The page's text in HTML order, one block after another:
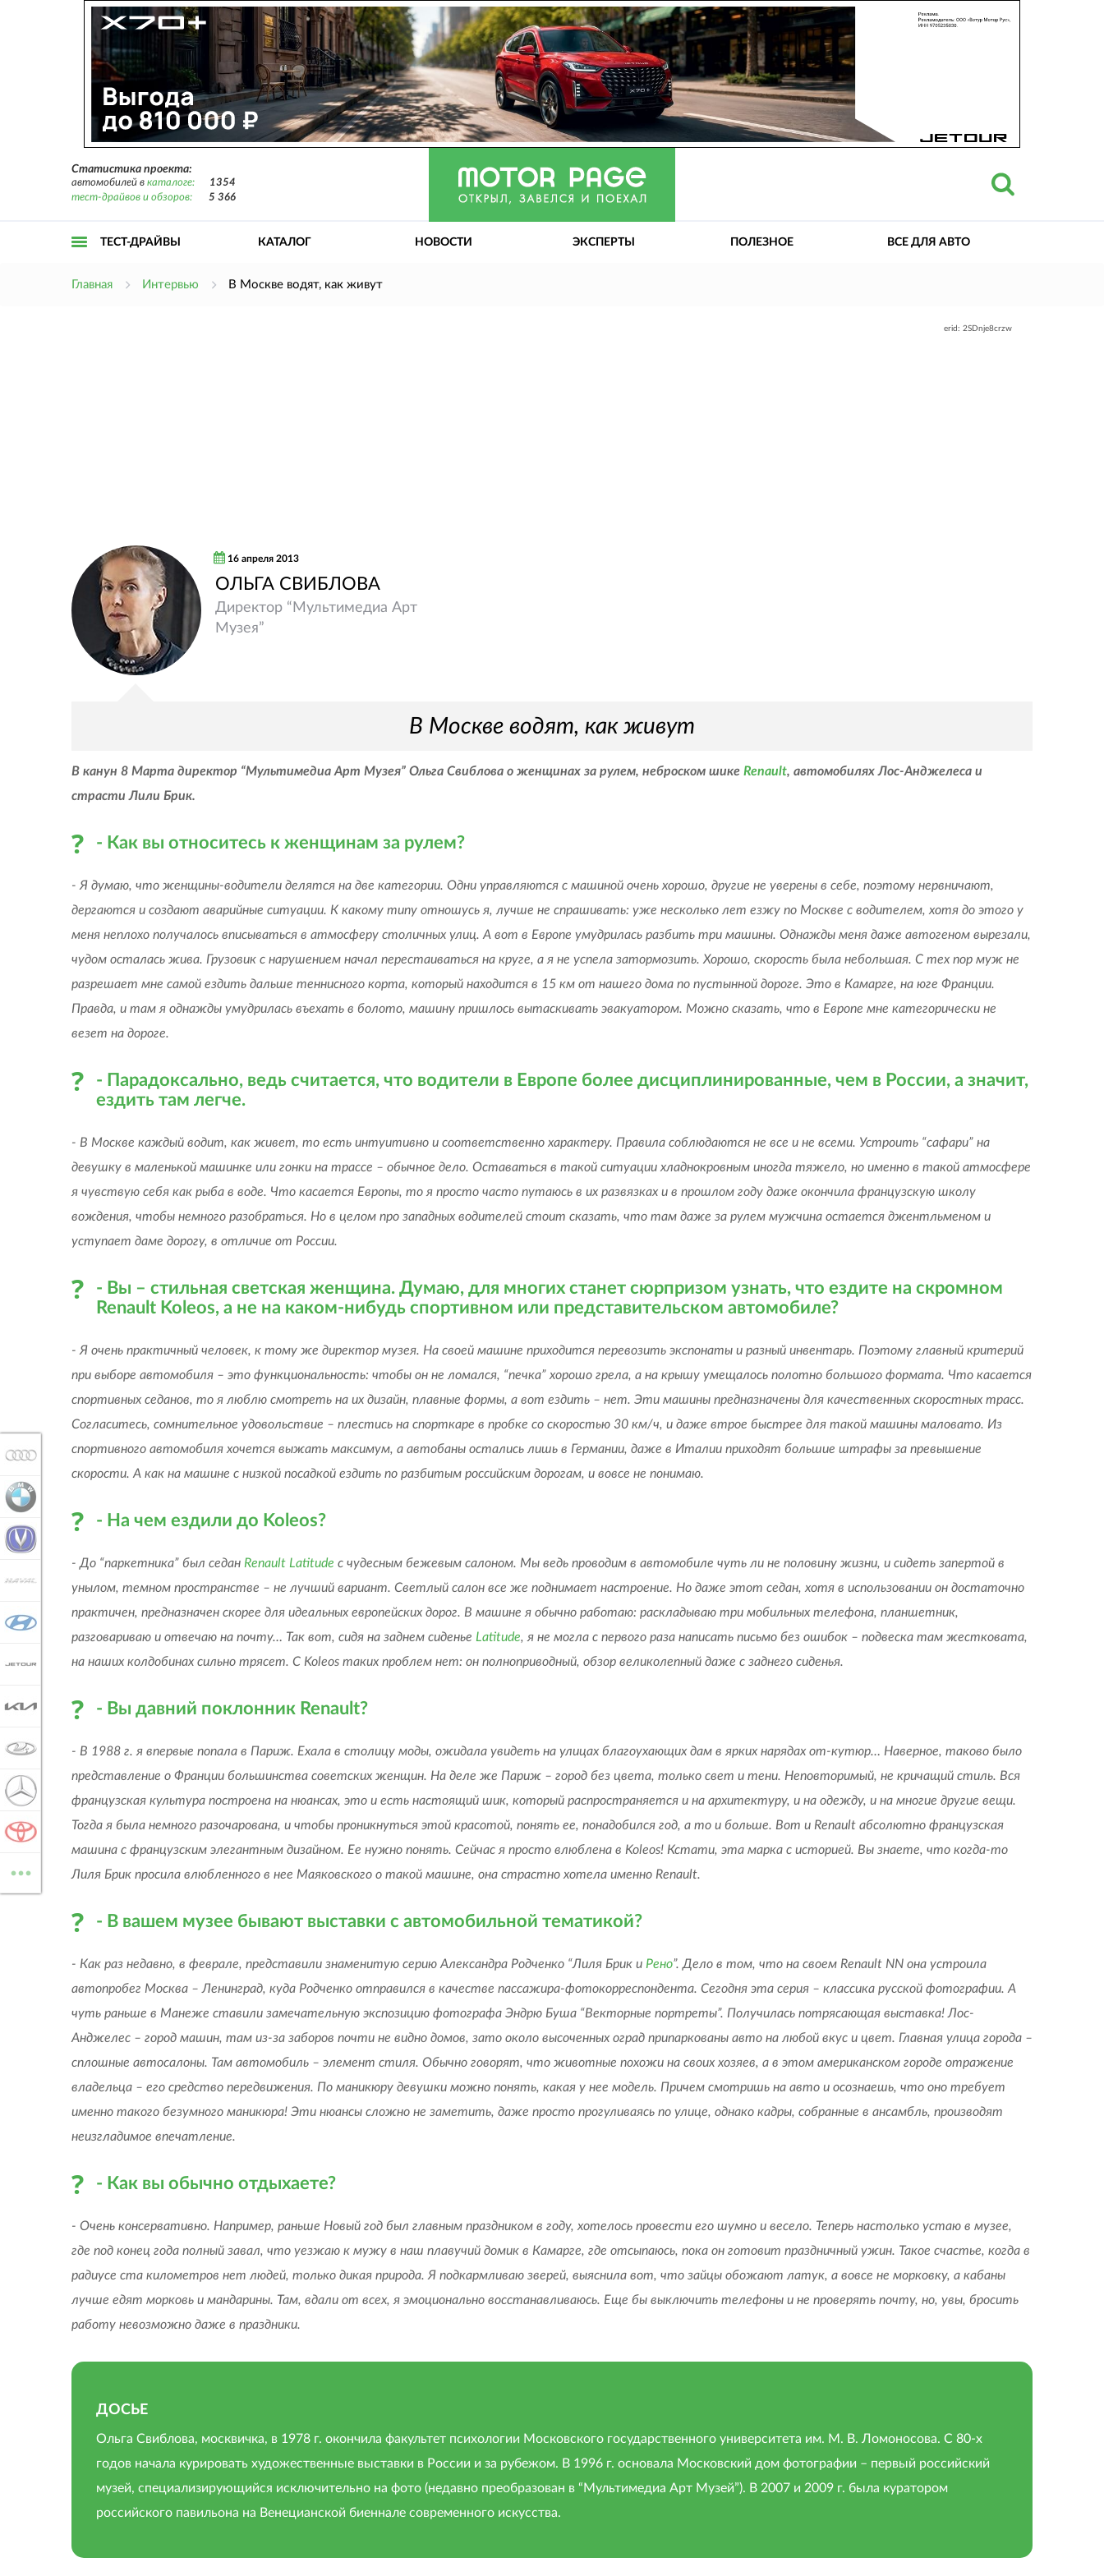
Статистика проекта:
автомобилей в каталоге:
1354
тест-драйвов и обзоров:
5 366
ТЕСТ-ДРАЙВЫ КАТАЛОГ НОВОСТИ ЭКСПЕРТЫ ПОЛЕЗНОЕ ВСЕ ДЛЯ АВТО
Главная Интервью В Москве водят, как живут
erid: 2SDnje8crzw
16 апреля 2013
ОЛЬГА СВИБЛОВА
Директор “Мультимедиа Арт
Музея”
В Москве водят, как живут
В канун 8 Марта директор “Мультимедиа Арт Музея” Ольга Свиблова о женщинах за рулем, неброском шике Renault, автомобилях Лос-Анджелеса и
страсти Лили Брик.
- Как вы относитесь к женщинам за рулем?
- Я думаю, что женщины-водители делятся на две категории. Одни управляются с машиной очень хорошо, другие не уверены в себе, поэтому нервничают,
дергаются и создают аварийные ситуации. К какому типу отношусь я, лучше не спрашивать: уже несколько лет езжу по Москве с водителем, хотя до этого у
меня неплохо получалось вписываться в атмосферу столичных улиц. А вот в Европе умудрилась разбить три машины. Однажды меня даже автогеном вырезали,
чудом осталась жива. Грузовик с нарушением начал перестаиваться на круге, а я не успела затормозить. Хорошо, скорость была небольшая. С тех пор муж не
разрешает мне самой ездить дальше теннисного корта, который находится в 15 км от нашего дома по пустынной дороге. Это в Камарге, на юге Франции.
Правда, и там я однажды умудрилась въехать в болото, машину пришлось вытаскивать эвакуатором. Можно сказать, что в Европе мне категорически не
везет на дороге.
- Парадоксально, ведь считается, что водители в Европе более дисциплинированные, чем в России, а значит,
ездить там легче.
- В Москве каждый водит, как живет, то есть интуитивно и соответственно характеру. Правила соблюдаются не все и не всеми. Устроить “сафари” на
девушку в маленькой машинке или гонки на трассе – обычное дело. Оставаться в такой ситуации хладнокровным иногда тяжело, но именно в такой атмосфере
я чувствую себя как рыба в воде. Что касается Европы, то я просто часто путаюсь в их развязках и в прошлом году даже окончила французскую школу
вождения, чтобы немного разобраться. Но в целом про западных водителей стоит сказать, что там даже за рулем мужчина остается джентльменом и
уступает даме дорогу, в отличие от России.
- Вы – стильная светская женщина. Думаю, для многих станет сюрпризом узнать, что ездите на скромном
Renault Koleos, а не на каком-нибудь спортивном или представительском автомобиле?
- Я очень практичный человек, к тому же директор музея. На своей машине приходится перевозить экспонаты и разный инвентарь. Поэтому главный критерий
при выборе автомобиля – это функциональность: чтобы он не ломался, “печка” хорошо грела, а на крышу умещалось полотно большого формата. Что касается
спортивных седанов, то я люблю смотреть на их дизайн, плавные формы, а вот ездить – нет. Эти машины предназначены для качественных скоростных трасс.
Согласитесь, сомнительное удовольствие – плестись на спорткаре в пробке со скоростью 30 км/ч, и даже втрое быстрее для такой машины маловато. Из
спортивного автомобиля хочется выжать максимум, а автобаны остались лишь в Германии, даже в Италии приходят большие штрафы за превышение
скорости. А как на машине с низкой посадкой ездить по разбитым российским дорогам, и вовсе не понимаю.
- На чем ездили до Koleos?
- До “паркетника” был седан Renault Latitude с чудесным бежевым салоном. Мы ведь проводим в автомобиле чуть ли не половину жизни, и сидеть запертой в
унылом, темном пространстве – не лучший вариант. Светлый салон все же поднимает настроение. Но даже этот седан, хотя в использовании он достаточно
практичен, предназначен скорее для идеальных европейских дорог. В машине я обычно работаю: раскладываю три мобильных телефона, планшетник,
разговариваю и отвечаю на почту… Так вот, сидя на заднем сиденье Latitude, я не могла с первого раза написать письмо без ошибок – подвеска там жестковата,
на наших колдобинах сильно трясет. С Koleos таких проблем нет: он полноприводный, обзор великолепный даже с заднего сиденья.
- Вы давний поклонник Renault?
- В 1988 г. я впервые попала в Париж. Ехала в столицу моды, ожидала увидеть на улицах благоухающих дам в ярких нарядах от-кутюр… Наверное, таково было
представление о Франции большинства советских женщин. На деле же Париж – город без цвета, только свет и тени. Неповторимый, не кричащий стиль. Вся
французская культура построена на нюансах, это и есть настоящий шик, который распространяется и на архитектуру, и на одежду, и на многие другие вещи.
Тогда я была немного разочарована, и чтобы проникнуться этой красотой, понять ее, понадобился год, а то и больше. Вот и Renault абсолютно французская
машина с французским элегантным дизайном. Ее нужно понять. Сейчас я просто влюблена в Koleos! Кстати, эта марка с историей. Вы знаете, что когда-то
Лиля Брик просила влюбленного в нее Маяковского о такой машине, она страстно хотела именно Renault.
- В вашем музее бывают выставки с автомобильной тематикой?
- Как раз недавно, в феврале, представили знаменитую серию Александра Родченко “Лиля Брик и Рено”. Дело в том, что на своем Renault NN она устроила
автопробег Москва – Ленинград, куда Родченко отправился в качестве пассажира-фотокорреспондента. Сегодня эта серия – классика русской фотографии. А
чуть раньше в Манеже ставили замечательную экспозицию фотографа Эндрю Буша “Векторные портреты”. Получилась потрясающая выставка! Лос-
Анджелес – город машин, там из-за заборов почти не видно домов, зато около высоченных оград припаркованы авто на любой вкус и цвет. Главная улица города –
сплошные автосалоны. Там автомобиль – элемент стиля. Обычно говорят, что животные похожи на своих хозяев, а в этом американском городе отражение
владельца – его средство передвижения. По маникюру девушки можно понять, какая у нее модель. Причем смотришь на авто и осознаешь, что оно требует
именно такого безумного маникюра! Эти нюансы сложно не заметить, даже просто прогуливаясь по улице, однако кадры, собранные в ансамбль, производят
неизгладимое впечатление.
- Как вы обычно отдыхаете?
- Очень консервативно. Например, раньше Новый год был главным праздником в году, хотелось провести его шумно и весело. Теперь настолько устаю в музее,
где под конец года полный завал, что уезжаю к мужу в наш плавучий домик в Камарге, где отсыпаюсь, пока он готовит праздничный ужин. Такое счастье, когда в
радиусе ста километров нет людей, только дикая природа. Я подкармливаю зверей, выяснила вот, что зайцы обожают латук, а вовсе не морковку, а кабаны
лучше едят морковь и мандарины. Там, вдали от всех, я эмоционально восстанавливаюсь. Еще бы выключить телефоны и не проверять почту, но, увы, бросить
работу невозможно даже в праздники.
ДОСЬЕ
Ольга Свиблова, москвичка, в 1978 г. окончила факультет психологии Московского государственного университета им. М. В. Ломоносова. С 80-х
годов начала курировать художественные выставки в России и за рубежом. В 1996 г. основала Московский дом фотографии – первый российский
музей, специализирующийся исключительно на фото (недавно преобразован в “Мультимедиа Арт Музей”). В 2007 и 2009 г. была куратором
российского павильона на Венецианской биеннале современного искусства.
AUDI
HYUNDAI
JETOUR
LADA
TOYOTA
... ВСЕ МАРКИ